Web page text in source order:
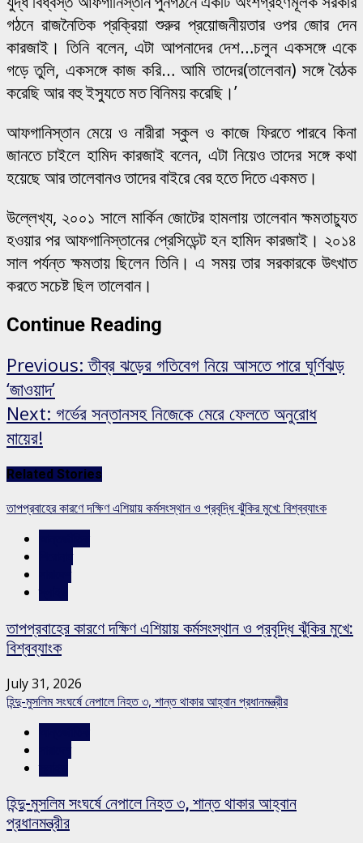
গঠনে রাজনৈতিক প্রক্রিয়া শুরুর প্রয়োজনীয়তার ওপর জোর দেন
কারজাই। তিনি বলেন, এটা আপনাদের দেশ…চলুন একসঙ্গে একে
গড়ে তুলি, একসঙ্গে কাজ করি… আমি তাদের(তালেবান) সঙ্গে বৈঠক
করেছি আর বহু ইস্যুতে মত বিনিময় করেছি।’
আফগানিস্তান মেয়ে ও নারীরা স্কুল ও কাজে ফিরতে পারবে কিনা
জানতে চাইলে হামিদ কারজাই বলেন, এটা নিয়েও তাদের সঙ্গে কথা
হয়েছে আর তালেবানও তাদের বাইরে বের হতে দিতে একমত।
উল্লেখ্য, ২০০১ সালে মার্কিন জোটের হামলায় তালেবান ক্ষমতাচ্যুত
হওয়ার পর আফগানিস্তানের প্রেসিডেন্ট হন হামিদ কারজাই। ২০১৪
সাল পর্যন্ত ক্ষমতায় ছিলেন তিনি। এ সময় তার সরকারকে উৎখাত
করতে সচেষ্ট ছিল তালেবান।
Continue Reading
Previous: তীব্র ঝড়ের গতিবেগ নিয়ে আসতে পারে ঘূর্ণিঝড়
‘জাওয়াদ’
Next: গর্ভের সন্তানসহ নিজেকে মেরে ফেলতে অনুরোধ
মায়ের!
Related Stories
তাপপ্রবাহের কারণে দক্ষিণ এশিয়ায় কর্মসংস্থান ও প্রবৃদ্ধি ঝুঁকির মুখে: বিশ্বব্যাংক
তাপপ্রবাহের কারণে দক্ষিণ এশিয়ায় কর্মসংস্থান ও প্রবৃদ্ধি ঝুঁকির মুখে:
বিশ্বব্যাংক
July 31, 2026
হিন্দু-মুসলিম সংঘর্ষে নেপালে নিহত ৩, শান্ত থাকার আহ্বান প্রধানমন্ত্রীর
হিন্দু-মুসলিম সংঘর্ষে নেপালে নিহত ৩, শান্ত থাকার আহ্বান
প্রধানমন্ত্রীর